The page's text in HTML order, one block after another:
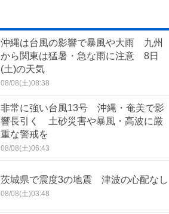
沖縄は台風の影響で暴風や大雨 九州
から関東は猛暑・急な雨に注意 8日
(土)の天気
08/08(土)08:38
非常に強い台風13号 沖縄・奄美で影
響長引く 土砂災害や暴風・高波に厳
重な警戒を
08/08(土)06:43
茨城県で震度3の地震 津波の心配なし
08/08(土)03:48